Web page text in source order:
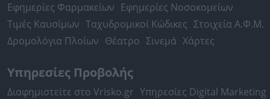
Εφημερίες Φαρμακείων Εφημερίες Νοσοκομείων
Τιμές Καυσίμων Ταχυδρομικοί Κώδικες Στοιχεία Α.Φ.Μ.
Δρομολόγια Πλοίων Θέατρο Σινεμά Χάρτες
Υπηρεσίες Προβολής
Διαφημιστείτε στο Vrisko.gr Υπηρεσίες Digital Marketing